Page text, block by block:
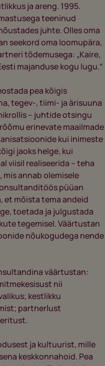
ja areng. 1995.
teeninud
juhte. Olles oma
seekord oma loomupära,
tõdemusega: „Kaire,
majanduse kogu lugu.“
pea kõigis
tegev-, tiimi- ja ärisuuna
– juhtide otsingu
erinevate maailmade
kui inimeste
jaoks helge, kui
viisil realiseerida – teha
mis annab olemisele
püüan
et mõista tema andeid
toetada ja julgustada
tegemisel. Väärtustan
nõukogudega nende
väärtustan:
nii
kestlikku
partnerlust
ja kultuurist, mille
keskkonnahoid. Pea